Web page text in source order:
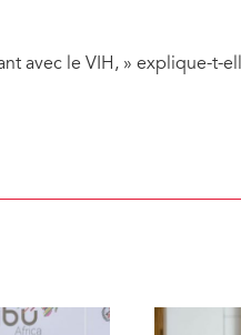
avec le VIH, » explique-t-